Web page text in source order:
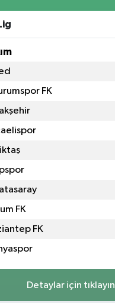
FK
FK
FK
Detaylar için tıklayın